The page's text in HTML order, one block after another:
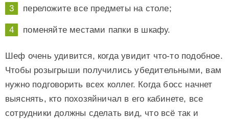
переложите все предметы на столе;
поменяйте местами папки в шкафу.
Шеф очень удивится, когда увидит что-то подобное.
Чтобы розыгрыши получились убедительными, вам
нужно подговорить всех коллег. Когда босс начнет
выяснять, кто похозяйничал в его кабинете, все
сотрудники должны сделать вид, что всё так и